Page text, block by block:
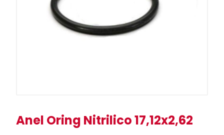
Anel Oring Nitrilico 17,12x2,62